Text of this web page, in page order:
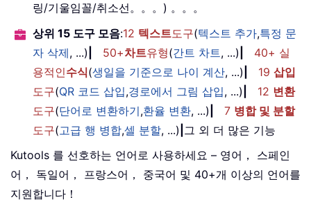
링/기울임꼴/취소선。。。) 。。。
상위 15 도구 모음:12 텍스트도구(텍스트 추가,특정 문
자 삭제, ...) 50+차트유형(간트 차트, ...)
40+ 실
용적인수식(생일을 기준으로 나이 계산, ...) 19 삽입
도구(QR 코드 삽입,경로에서 그림 삽입, ...) 12 변환
도구(단어로 변환하기,환율 변환, ...) 7 병합 및 분할
도구(고급 행 병합,셀 분할, ...) 그 외 더 많은 기능
Kutools 를 선호하는 언어로 사용하세요 – 영어， 스페인
어， 독일어， 프랑스어， 중국어 및 40+개 이상의 언어를
지원합니다！